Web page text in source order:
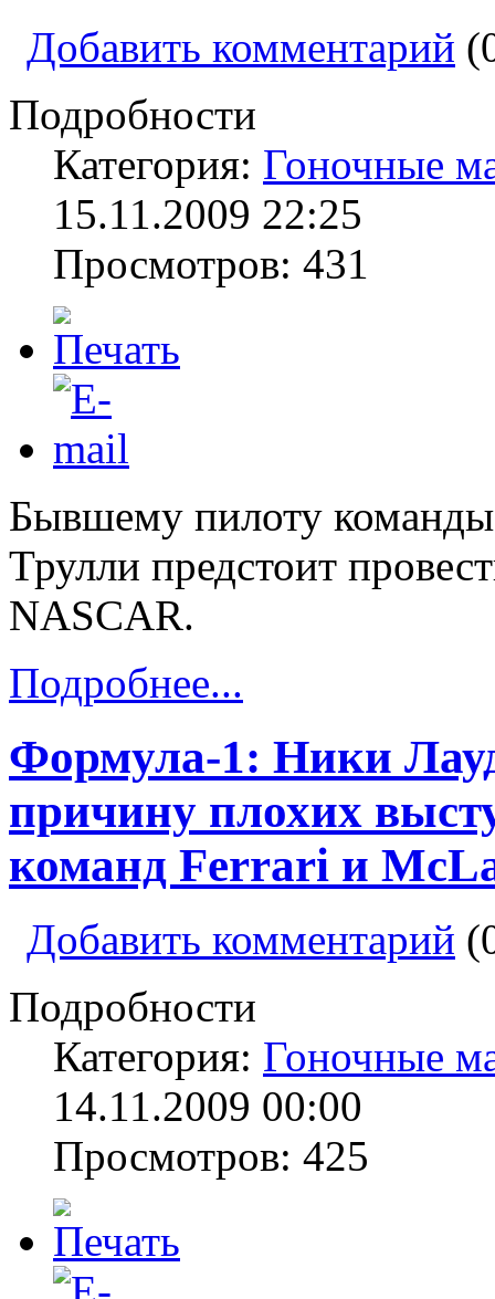
Добавить комментарий
Подробности
Категория: Гоночные
15.11.2009 22:25
Просмотров: 431
Бывшему пилоту
Трулли предстоит
NASCAR.
Подробнее...
Формула-1: Ники
причину плохих
команд Ferrari и
Добавить комментарий
Подробности
Категория: Гоночные
14.11.2009 00:00
Просмотров: 425